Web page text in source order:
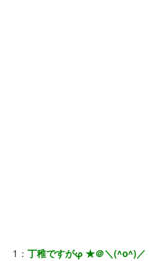
1： 丁稚ですがφ ★＠＼(^o^)／